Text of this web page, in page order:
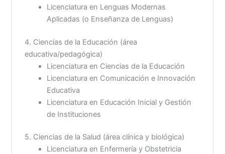
Licenciatura en Lenguas Modernas
Aplicadas (o Enseñanza de Lenguas)
4. Ciencias de la Educación (área
educativa/pedagógica)
Licenciatura en Ciencias de la Educación
Licenciatura en Comunicación e Innovación
Educativa
Licenciatura en Educación Inicial y Gestión
de Instituciones
5. Ciencias de la Salud (área clínica y biológica)
Licenciatura en Enfermería y Obstetricia